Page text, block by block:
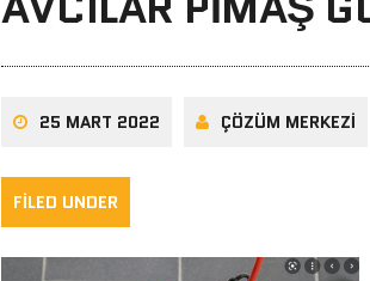
25 MART 2022 ÇÖZÜM MERKEZI
FILED UNDER